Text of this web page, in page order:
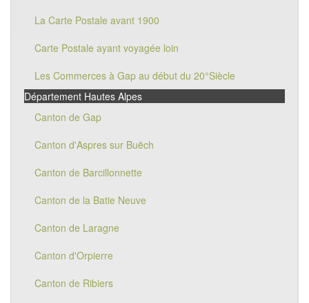
La Carte Postale avant 1900
Carte Postale ayant voyagée loin
Les Commerces à Gap au début du 20°Siècle
Département Hautes Alpes
Canton de Gap
Canton d'Aspres sur Buëch
Canton de Barcillonnette
Canton de la Batie Neuve
Canton de Laragne
Canton d'Orpierre
Canton de Ribiers